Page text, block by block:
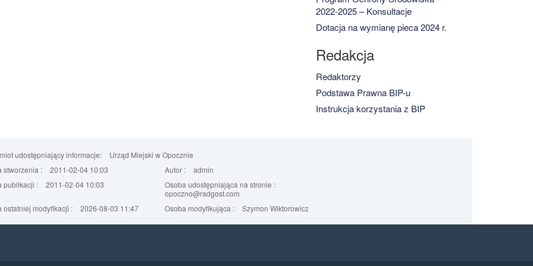
2022-2025 – Konsultacje
Dotacja na wymianę pieca 2024 r.
Redakcja
Redaktorzy
Podstawa Prawna BIP-u
Instrukcja korzystania z BIP
udostępniający informacje:
Urząd Miejski w Opocznie
stworzenia :
2011-02-04 10:03 Autor :
admin
publikacji :
2011-02-04 10:03
Osoba udostępniająca na stronie :
opoczno@radgost.com
ostatniej modyfikacji :
2026-08-03 11:47 Osoba modyfikująca : Szymon Wiktorowicz